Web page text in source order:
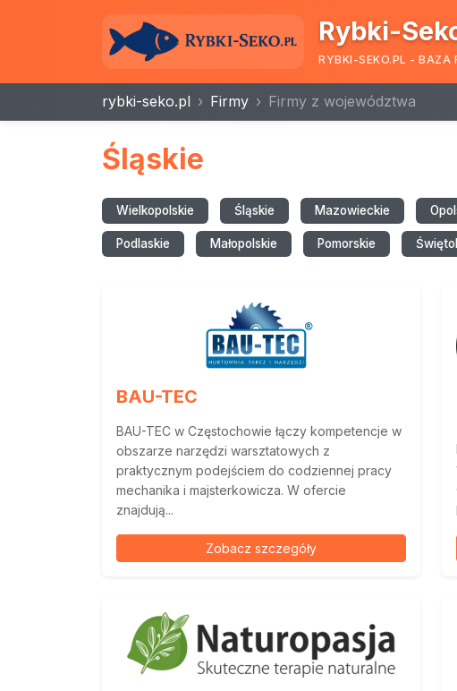
Rybki-
RYBKI-SEKO.PL - BAZA
rybki-seko.pl Firmy Firmy z województwa
Śląskie
Wielkopolskie Śląskie Mazowieckie
Podlaskie Małopolskie Pomorskie
BAU-TEC
BAU-TEC w Częstochowie łączy kompetencje w
obszarze narzędzi warsztatowych z
praktycznym podejściem do codziennej pracy
mechanika i majsterkowicza. W ofercie
znajdują...
Zobacz szczegóły